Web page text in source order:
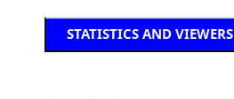
STATISTICS AND VIEWERS